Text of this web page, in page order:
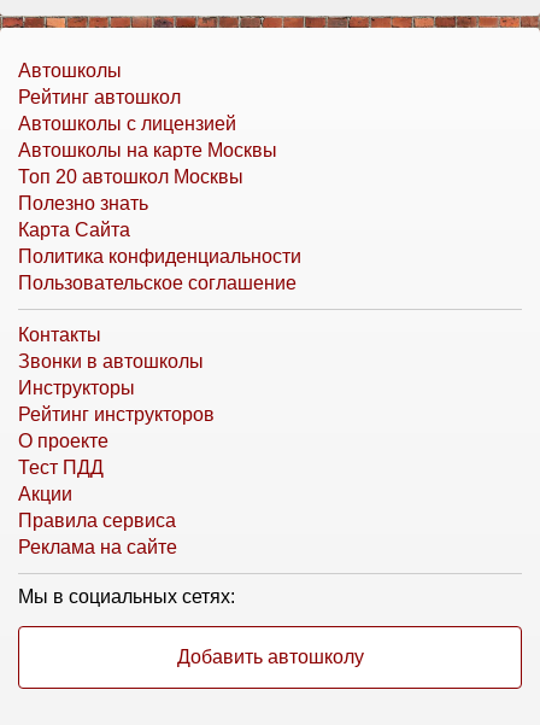
Автошколы
Рейтинг автошкол
Автошколы с лицензией
Автошколы на карте Москвы
Топ 20 автошкол Москвы
Полезно знать
Карта Сайта
Политика конфиденциальности
Пользовательское соглашение
Контакты
Звонки в автошколы
Инструкторы
Рейтинг инструкторов
О проекте
Тест ПДД
Акции
Правила сервиса
Реклама на сайте
Мы в социальных сетях:
Добавить автошколу